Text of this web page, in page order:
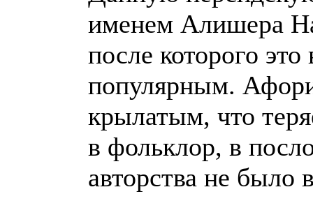
именем Алишера
после которого
популярным.
крылатым, что
в фольклор, в
авторства не